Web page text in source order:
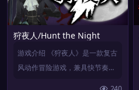
狩夜人/Hunt the Night
游戏介绍 《狩夜人》是一款复古
风动作冒险游戏，兼具快节奏、